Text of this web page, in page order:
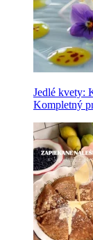
Jedlé kvety:
Kompletný